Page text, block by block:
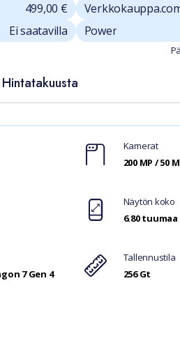
499,00 €
Ei saatavilla Power
Kamerat
200 MP / 50
Näytön koko
6.80 tuumaa
7 Gen 4
Tallennustila
256 Gt